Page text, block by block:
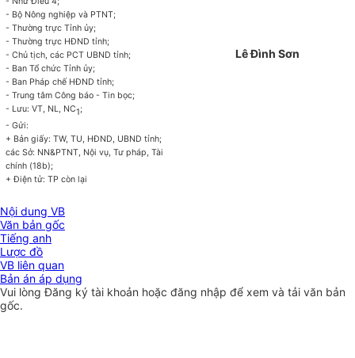
- Bộ Nông nghiệp và PTNT;
- Thường trực Tỉnh ủy;
- Thường trực HĐND tỉnh;
- Chủ tịch, các PCT UBND tỉnh;
- Ban Tổ chức Tỉnh ủy;
- Ban Pháp chế HĐND tỉnh;
- Trung tâm Công báo - Tin bọc;
- Lưu: VT, NL, NC1;
- Gửi:
+ Bản giấy: TW, TU, HĐND, UBND tỉnh;
các Sở: NN&PTNT, Nội vụ, Tư pháp, Tài
chính (18b);
+ Điện tử: TP còn lại
Lê Đình Sơn
Nội dung VB
Văn bản gốc
Tiếng anh
Lược đồ
VB liên quan
Bản án áp dụng
Vui lòngĐăng ký tài khoản hoặc đăng nhập để xem và tải văn bản
gốc.